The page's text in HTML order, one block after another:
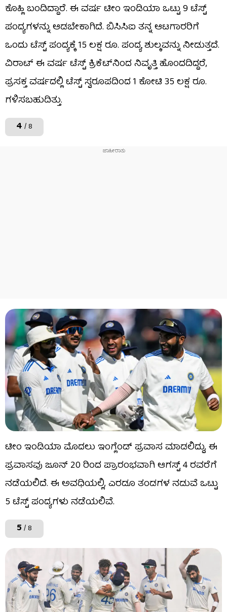
ಕೊಹ್ಲಿ ಬಂದಿದ್ದಾರೆ. ಈ ವರ್ಷ ಟೀಂ ಇಂಡಿಯಾ ಒಟ್ಟು 9 ಟೆಸ್ಟ್
ಪಂದ್ಯಗಳನ್ನು ಆಡಬೇಕಾಗಿದೆ. ಬಿಸಿಸಿಐ ತನ್ನ ಆಟಗಾರರಿಗೆ
ಒಂದು ಟೆಸ್ಟ್ ಪಂದ್ಯಕ್ಕೆ 15 ಲಕ್ಷ ರೂ. ಪಂದ್ಯ ಶುಲ್ಕವನ್ನು ನೀಡುತ್ತದೆ.
ವಿರಾಟ್ ಈ ವರ್ಷ ಟೆಸ್ಟ್ ಕ್ರಿಕೆಟ್‌ನಿಂದ ನಿವೃತ್ತಿ ಹೊಂದದಿದ್ದರೆ,
ಪ್ರಸಕ್ತ ವರ್ಷದಲ್ಲಿ ಟೆಸ್ಟ್ ಸ್ವರೂಪದಿಂದ 1 ಕೋಟಿ 35 ಲಕ್ಷ ರೂ.
ಗಳಿಸಬಹುದಿತ್ತು.
4 / 8
ಟೀಂ ಇಂಡಿಯಾ ಮೊದಲು ಇಂಗ್ಲೆಂಡ್ ಪ್ರವಾಸ ಮಾಡಲಿದ್ದು, ಈ
ಪ್ರವಾಸವು ಜೂನ್ 20 ರಿಂದ ಪ್ರಾರಂಭವಾಗಿ ಆಗಸ್ಟ್ 4 ರವರೆಗೆ
ನಡೆಯಲಿದೆ. ಈ ಅವಧಿಯಲ್ಲಿ, ಎರಡೂ ತಂಡಗಳ ನಡುವೆ ಒಟ್ಟು
5 ಟೆಸ್ಟ್ ಪಂದ್ಯಗಳು ನಡೆಯಲಿವೆ.
5 / 8